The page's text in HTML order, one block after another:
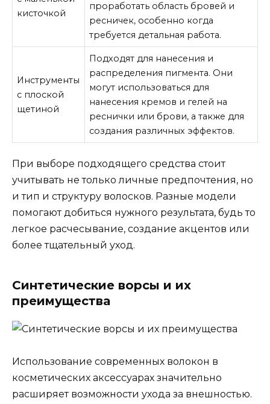
кисточкой
проработать область бровей и
ресничек, особенно когда
требуется детальная работа.
Инструменты
с плоской
щетиной
Подходят для нанесения и
распределения пигмента. Они
могут использоваться для
нанесения кремов и гелей на
реснички или брови, а также для
создания различных эффектов.
При выборе подходящего средства стоит
учитывать не только личные предпочтения, но
и тип и структуру волосков. Разные модели
помогают добиться нужного результата, будь то
легкое расчесывание, создание акцентов или
более тщательный уход.
Синтетические ворсы и их
преимущества
Использование современных волокон в
косметических аксессуарах значительно
расширяет возможности ухода за внешностью.